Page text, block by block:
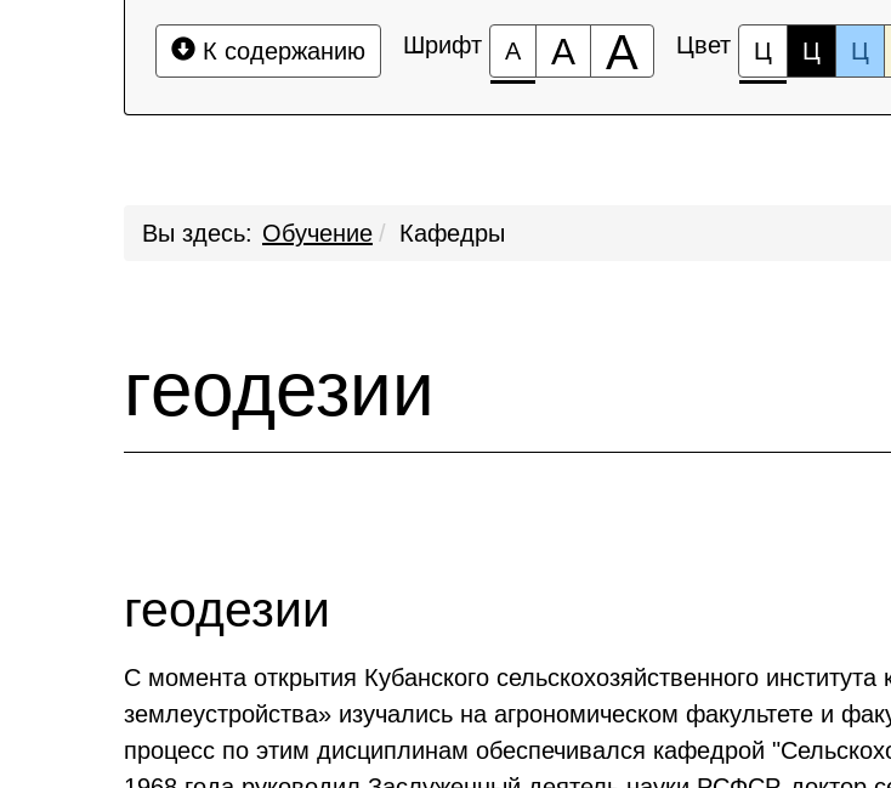
К содержанию Шрифт А А А Цвет Ц Ц Ц
Вы здесь: Обучение Кафедры
геодезии
геодезии
С момента открытия Кубанского сельскохозяйственного
землеустройства» изучались на агрономическом факультете и
процесс по этим дисциплинам обеспечивался кафедрой